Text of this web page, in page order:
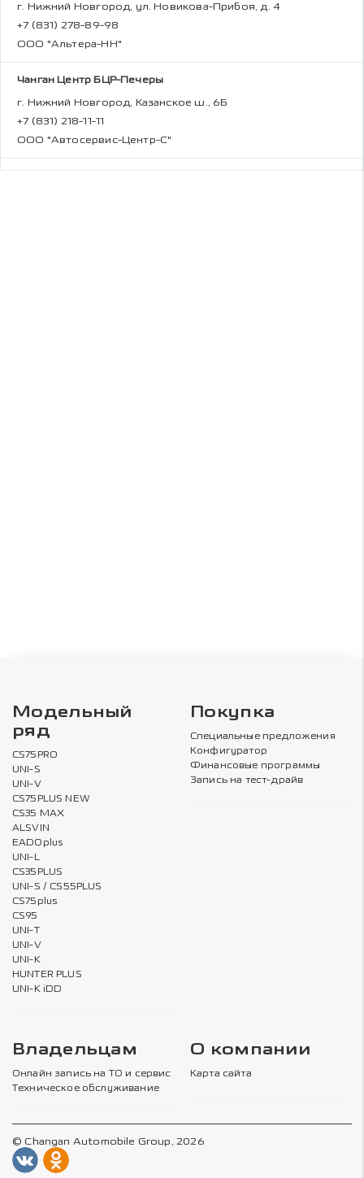
г. Нижний Новгород, ул. Новикова-Прибоя, д. 4
+7 (831) 278-89-98
ООО "Альтера-НН"
Чанган Центр БЦР-Печеры
г. Нижний Новгород, Казанское ш., 6Б
+7 (831) 218-11-11
ООО "Автосервис-Центр-С"
Модельный
ряд
CS75PRO
UNI-S
UNI-V
CS75PLUS NEW
CS35 MAX
ALSVIN
EADOplus
UNI-L
CS35PLUS
UNI-S / CS55PLUS
CS75plus
CS95
UNI-T
UNI-V
UNI-K
HUNTER PLUS
UNI-K iDD
Покупка
Специальные предложения
Конфигуратор
Финансовые программы
Запись на тест-драйв
Владельцам
Онлайн запись на ТО и сервис
Техническое обслуживание
О компании
Карта сайта
© Changan Automobile Group, 2026